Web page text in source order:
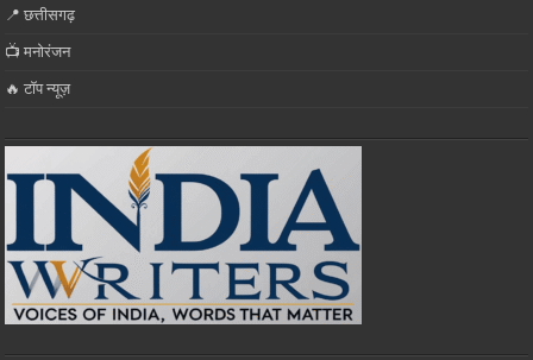
📍 छत्तीसगढ़
📺 मनोरंजन
🔥 टॉप न्यूज़